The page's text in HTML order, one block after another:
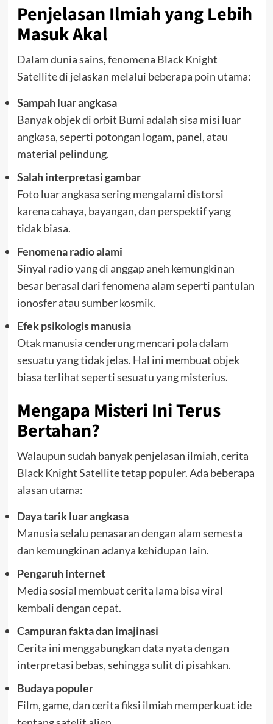
Penjelasan Ilmiah yang Lebih
Masuk Akal
Dalam dunia sains, fenomena Black Knight
Satellite di jelaskan melalui beberapa poin utama:
Sampah luar angkasa
Banyak objek di orbit Bumi adalah sisa misi luar
angkasa, seperti potongan logam, panel, atau
material pelindung.
Salah interpretasi gambar
Foto luar angkasa sering mengalami distorsi
karena cahaya, bayangan, dan perspektif yang
tidak biasa.
Fenomena radio alami
Sinyal radio yang di anggap aneh kemungkinan
besar berasal dari fenomena alam seperti pantulan
ionosfer atau sumber kosmik.
Efek psikologis manusia
Otak manusia cenderung mencari pola dalam
sesuatu yang tidak jelas. Hal ini membuat objek
biasa terlihat seperti sesuatu yang misterius.
Mengapa Misteri Ini Terus
Bertahan?
Walaupun sudah banyak penjelasan ilmiah, cerita
Black Knight Satellite tetap populer. Ada beberapa
alasan utama:
Daya tarik luar angkasa
Manusia selalu penasaran dengan alam semesta
dan kemungkinan adanya kehidupan lain.
Pengaruh internet
Media sosial membuat cerita lama bisa viral
kembali dengan cepat.
Campuran fakta dan imajinasi
Cerita ini menggabungkan data nyata dengan
interpretasi bebas, sehingga sulit di pisahkan.
Budaya populer
Film, game, dan cerita fiksi ilmiah memperkuat ide